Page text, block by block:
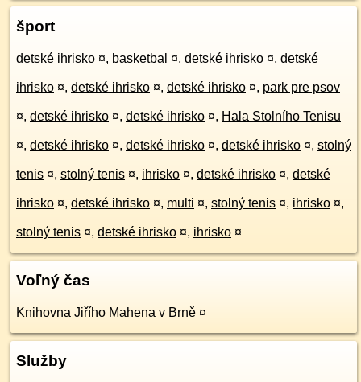
šport
detské ihrisko ¤, basketbal ¤, detské ihrisko ¤, detské
ihrisko ¤, detské ihrisko ¤, detské ihrisko ¤, park pre psov
¤, detské ihrisko ¤, detské ihrisko ¤, Hala Stolního Tenisu
¤, detské ihrisko ¤, detské ihrisko ¤, detské ihrisko ¤, stolný
tenis ¤, stolný tenis ¤, ihrisko ¤, detské ihrisko ¤, detské
ihrisko ¤, detské ihrisko ¤, multi ¤, stolný tenis ¤, ihrisko ¤,
stolný tenis ¤, detské ihrisko ¤, ihrisko ¤
Voľný čas
Knihovna Jiřího Mahena v Brně ¤
Služby